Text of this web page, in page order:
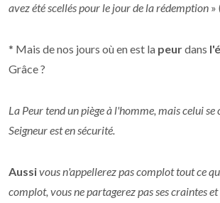
avez été scellés pour le jour de la rédemption »
* Mais de nos jours où en est la peurdans
Grâce ?
La Peur tend un piège à l'homme, mais celui se
Seigneur est en sécurité.
Aussivous n'appellerez pas complot tout ce
complot, vous ne partagerez pas ses craintes et